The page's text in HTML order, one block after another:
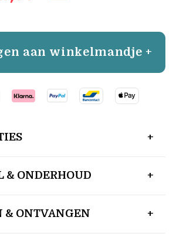
aan winkelmandje +
& ONDERHOUD
& ONTVANGEN